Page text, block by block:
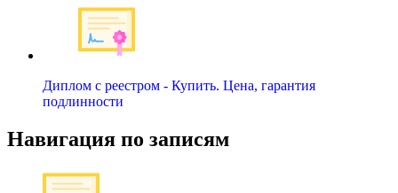
Диплом с реестром - Купить. Цена, гарантия
подлинности
Навигация по записям